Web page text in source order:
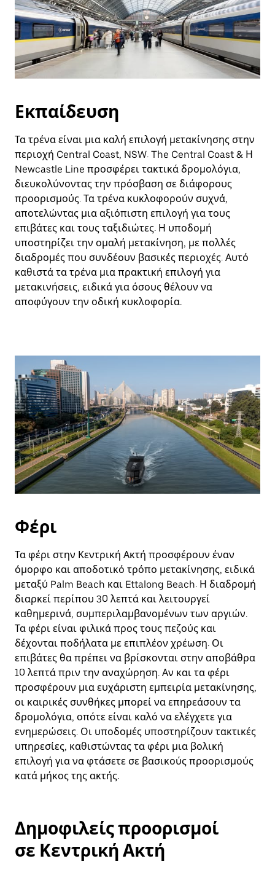
Εκπαίδευση
Τα τρένα είναι μια καλή επιλογή μετακίνησης στην
περιοχή Central Coast, NSW. The Central Coast & Η
Newcastle Line προσφέρει τακτικά δρομολόγια,
διευκολύνοντας την πρόσβαση σε διάφορους
προορισμούς. Τα τρένα κυκλοφορούν συχνά,
αποτελώντας μια αξιόπιστη επιλογή για τους
επιβάτες και τους ταξιδιώτες. Η υποδομή
υποστηρίζει την ομαλή μετακίνηση, με πολλές
διαδρομές που συνδέουν βασικές περιοχές. Αυτό
καθιστά τα τρένα μια πρακτική επιλογή για
μετακινήσεις, ειδικά για όσους θέλουν να
αποφύγουν την οδική κυκλοφορία.
Φέρι
Τα φέρι στην Κεντρική Ακτή προσφέρουν έναν
όμορφο και αποδοτικό τρόπο μετακίνησης, ειδικά
μεταξύ Palm Beach και Ettalong Beach. Η διαδρομή
διαρκεί περίπου 30 λεπτά και λειτουργεί
καθημερινά, συμπεριλαμβανομένων των αργιών.
Τα φέρι είναι φιλικά προς τους πεζούς και
δέχονται ποδήλατα με επιπλέον χρέωση. Οι
επιβάτες θα πρέπει να βρίσκονται στην αποβάθρα
10 λεπτά πριν την αναχώρηση. Αν και τα φέρι
προσφέρουν μια ευχάριστη εμπειρία μετακίνησης,
οι καιρικές συνθήκες μπορεί να επηρεάσουν τα
δρομολόγια, οπότε είναι καλό να ελέγχετε για
ενημερώσεις. Οι υποδομές υποστηρίζουν τακτικές
υπηρεσίες, καθιστώντας τα φέρι μια βολική
επιλογή για να φτάσετε σε βασικούς προορισμούς
κατά μήκος της ακτής.
Δημοφιλείς προορισμοί
σε Κεντρική Ακτή